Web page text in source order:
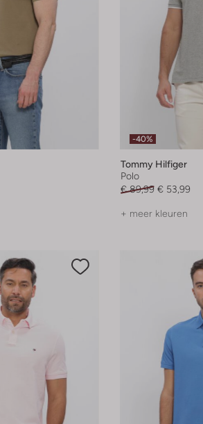
-40%
Tommy Hilfiger
Polo
€ 89,99 € 53,99
+ meer kleuren